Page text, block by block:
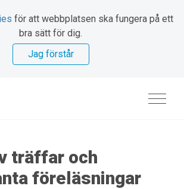
för att webbplatsen ska fungera på ett
bra sätt för dig.
Jag förstår
träffar och
föreläsningar